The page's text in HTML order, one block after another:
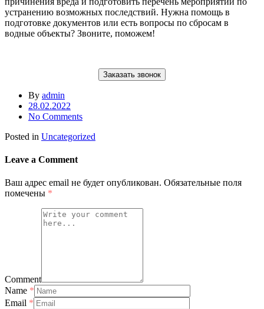
устранению возможных последствий. Нужна помощь в
подготовке документов или есть вопросы по сбросам в
водные объекты? Звоните, поможем!
Заказать звонок
By admin
28.02.2022
No Comments
Posted in Uncategorized
Leave a Comment
Ваш адрес email не будет опубликован. Обязательные поля
помечены *
Comment
Name *
Email *